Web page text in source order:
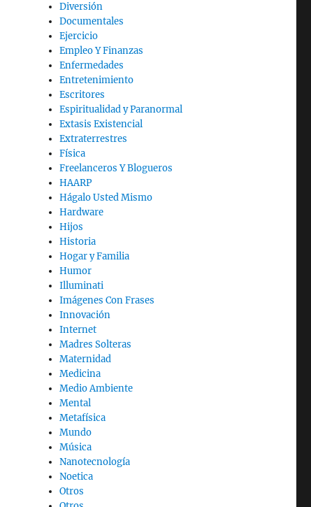
Diversión
Documentales
Ejercicio
Empleo Y Finanzas
Enfermedades
Entretenimiento
Escritores
Espiritualidad y Paranormal
Extasis Existencial
Extraterrestres
Física
Freelanceros Y Blogueros
HAARP
Hágalo Usted Mismo
Hardware
Hijos
Historia
Hogar y Familia
Humor
Illuminati
Imágenes Con Frases
Innovación
Internet
Madres Solteras
Maternidad
Medicina
Medio Ambiente
Mental
Metafísica
Mundo
Música
Nanotecnología
Noetica
Otros